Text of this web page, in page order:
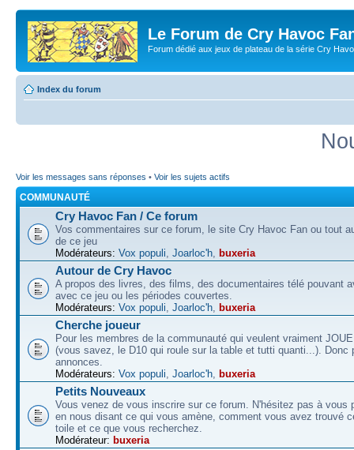
Le Forum de Cry Havoc
Forum dédié aux jeux de plateau de la série Cry
Index du forum
Voir les messages sans réponses • Voir les sujets actifs
COMMUNAUTÉ
Cry Havoc Fan / Ce forum
Vos commentaires sur ce forum, le site Cry Havoc Fan ou tout
de ce jeu
Modérateurs: Vox populi, Joarloc'h, buxeria
Autour de Cry Havoc
A propos des livres, des films, des documentaires télé pouvant
avec ce jeu ou les périodes couvertes.
Modérateurs: Vox populi, Joarloc'h, buxeria
Cherche joueur
Pour les membres de la communauté qui veulent vraiment
(vous savez, le D10 qui roule sur la table et tutti quanti...). Donc
annonces.
Modérateurs: Vox populi, Joarloc'h, buxeria
Petits Nouveaux
Vous venez de vous inscrire sur ce forum. N'hésitez pas à vous
en nous disant ce qui vous amène, comment vous avez trouvé
toile et ce que vous recherchez.
Modérateur: buxeria